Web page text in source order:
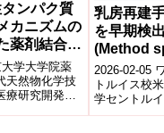
ンパク質
カニズムの
薬剤結合部
学大学院薬
天然物化学技
研究開発機
乳房再建
を早期検
(Method
signs of
breast
2026-02-05
トルイス校
学セントル
は、乳がん